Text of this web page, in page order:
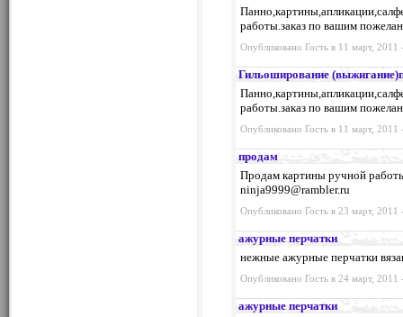
работы.заказ по вашим
Опубликовано Гость в 11 март,
Гильоширование
работы.заказ по вашим
Опубликовано Гость в 11 март,
продам
Продам картины ручной
ninja9999@rambler.ru
Опубликовано Гость в 23 март,
ажурные перчатки
нежные ажурные перчатки
Опубликовано Гость в 24 март,
ажурные перчатки